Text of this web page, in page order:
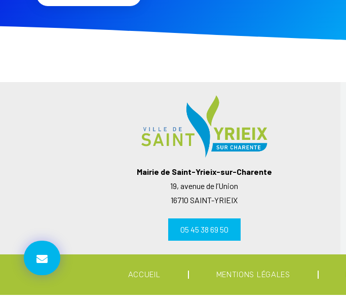
Mairie de Saint-Yrieix-sur-Charente
19, avenue de l’Union
16710 SAINT-YRIEIX
05 45 38 69 50
ACCUEIL MENTIONS LÉGALES